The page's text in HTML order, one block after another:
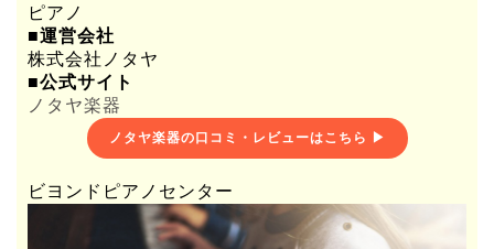
ピアノ
■運営会社
株式会社ノタヤ
■公式サイト
ノタヤ楽器
ノタヤ楽器の口コミ・レビューはこちら ▶
ビヨンドピアノセンター